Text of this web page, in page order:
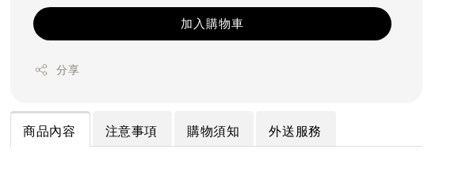
加入購物車
分享
商品內容 注意事項 購物須知 外送服務